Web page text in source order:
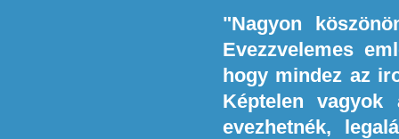
"Nagyon
Evezzvelemes
hogy mindez az
Képtelen vagyok
evezhetnék,